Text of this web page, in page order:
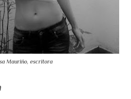
Mauriño, escritora